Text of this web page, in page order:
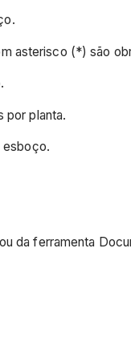
asterisco (*) são
por planta.
esboço.
da ferramenta